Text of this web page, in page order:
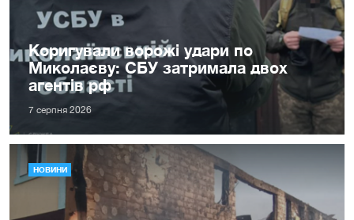
Коригували ворожі удари по
Миколаєву: СБУ затримала двох
агентів рф
7 серпня 2026
НОВИНИ